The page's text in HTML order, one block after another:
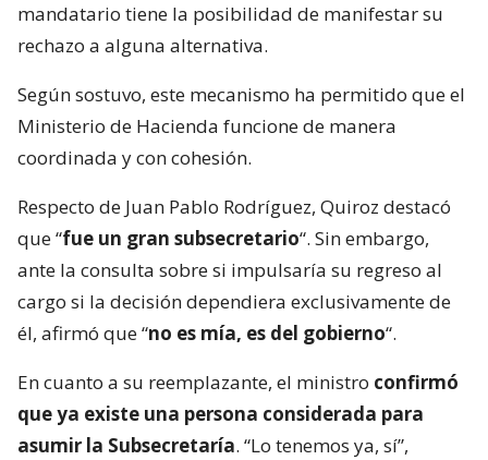
mandatario tiene la posibilidad de manifestar su
rechazo a alguna alternativa.
Según sostuvo, este mecanismo ha permitido que el
Ministerio de Hacienda funcione de manera
coordinada y con cohesión.
Respecto de Juan Pablo Rodríguez, Quiroz destacó
que “fue un gran subsecretario“. Sin embargo,
ante la consulta sobre si impulsaría su regreso al
cargo si la decisión dependiera exclusivamente de
él, afirmó que “no es mía, es del gobierno“.
En cuanto a su reemplazante, el ministro confirmó
que ya existe una persona considerada para
asumir la Subsecretaría. “Lo tenemos ya, sí”,